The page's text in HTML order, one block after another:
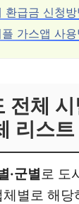
환급금 신청방
가스앱 사용
전체 시
리스트
·군별로 도
별로 해